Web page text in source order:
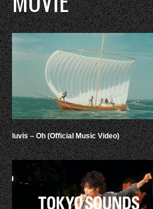
luvis – Oh (Official Music Video)